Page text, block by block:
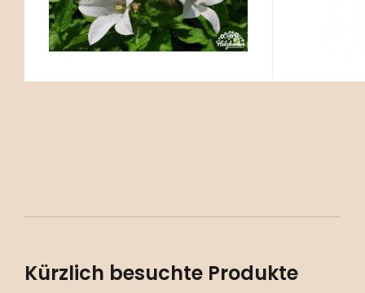
Boden
Kürzlich besuchte Produkte